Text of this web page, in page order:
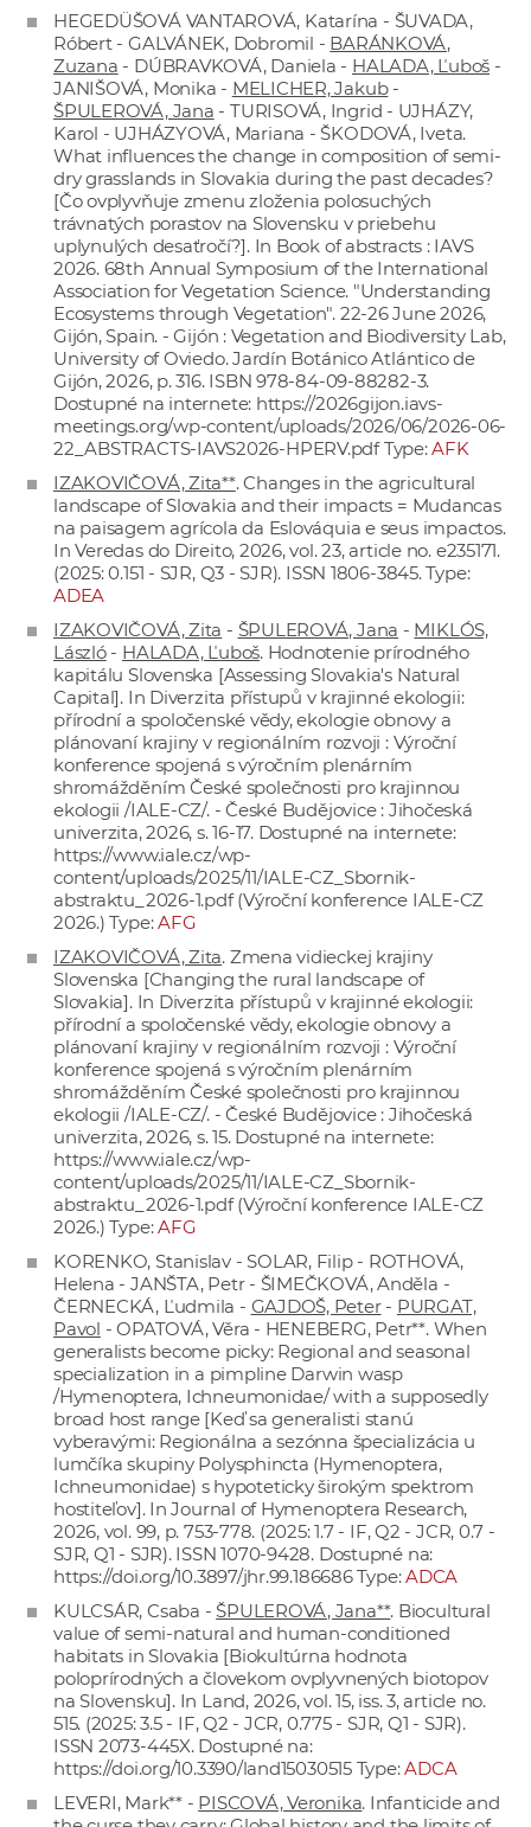
HEGEDÜŠOVÁ VANTAROVÁ, Katarína - ŠUVADA,
Róbert - GALVÁNEK, Dobromil - BARÁNKOVÁ,
Zuzana - DÚBRAVKOVÁ, Daniela - HALADA, Ľuboš -
JANIŠOVÁ, Monika - MELICHER, Jakub-
ŠPULEROVÁ, Jana - TURISOVÁ, Ingrid - UJHÁZY,
Karol - UJHÁZYOVÁ, Mariana - ŠKODOVÁ, Iveta.
What influences the change in composition of semi-
dry grasslands in Slovakia during the past decades?
[Čo ovplyvňuje zmenu zloženia polosuchých
trávnatých porastov na Slovensku v priebehu
uplynulých desaťročí?]. In Book of abstracts : IAVS
2026. 68th Annual Symposium of the International
Association for Vegetation Science. "Understanding
Ecosystems through Vegetation". 22-26 June 2026,
Gijón, Spain. - Gijón : Vegetation and Biodiversity Lab,
University of Oviedo. Jardín Botánico Atlántico de
Gijón, 2026, p. 316. ISBN 978-84-09-88282-3.
Dostupné na internete: https://2026gijon.iavs-
meetings.org/wp-content/uploads/2026/06/2026-06-
22_ABSTRACTS-IAVS2026-HPERV.pdfType:AFK
IZAKOVIČOVÁ, Zita**. Changes in the agricultural
landscape of Slovakia and their impacts = Mudancas
na paisagem agrícola da Eslováquia e seus impactos.
In Veredas do Direito, 2026, vol. 23, article no. e235171.
(2025: 0.151 - SJR, Q3 - SJR). ISSN 1806-3845. Type:
ADEA
IZAKOVIČOVÁ, Zita - ŠPULEROVÁ, Jana - MIKLÓS,
László- HALADA, Ľuboš. Hodnotenie prírodného
kapitálu Slovenska [Assessing Slovakia's Natural
Capital]. In Diverzita přístupů v krajinné ekologii:
přírodní a spoločenské vědy, ekologie obnovy a
plánovaní krajiny v regionálním rozvoji : Výroční
konference spojená s výročním plenárním
shromážděním České společnosti pro krajinnou
ekologii /IALE-CZ/. - České Budějovice : Jihočeská
univerzita, 2026, s. 16-17. Dostupné na internete:
https://www.iale.cz/wp-
content/uploads/2025/11/IALE-CZ_Sbornik-
abstraktu_2026-1.pdf(Výroční konference IALE-CZ
2026.) Type:AFG
IZAKOVIČOVÁ, Zita. Zmena vidieckej krajiny
Slovenska [Changing the rural landscape of
Slovakia]. In Diverzita přístupů v krajinné ekologii:
přírodní a spoločenské vědy, ekologie obnovy a
plánovaní krajiny v regionálním rozvoji : Výroční
konference spojená s výročním plenárním
shromážděním České společnosti pro krajinnou
ekologii /IALE-CZ/. - České Budějovice : Jihočeská
univerzita, 2026, s. 15. Dostupné na internete:
https://www.iale.cz/wp-
content/uploads/2025/11/IALE-CZ_Sbornik-
abstraktu_2026-1.pdf(Výroční konference IALE-CZ
2026.) Type:AFG
KORENKO, Stanislav - SOLAR, Filip - ROTHOVÁ,
Helena - JANŠTA, Petr - ŠIMEČKOVÁ, Anděla -
ČERNECKÁ, Ľudmila - GAJDOŠ, Peter- PURGAT,
Pavol - OPATOVÁ, Věra - HENEBERG, Petr**. When
generalists become picky: Regional and seasonal
specialization in a pimpline Darwin wasp
/Hymenoptera, Ichneumonidae/ with a supposedly
broad host range [Keď sa generalisti stanú
vyberavými: Regionálna a sezónna špecializácia u
lumčíka skupiny Polysphincta (Hymenoptera,
Ichneumonidae) s hypoteticky širokým spektrom
hostiteľov]. In Journal of Hymenoptera Research,
2026, vol. 99, p. 753-778. (2025: 1.7 - IF, Q2 - JCR, 0.7 -
SJR, Q1 - SJR). ISSN 1070-9428. Dostupné na:
https://doi.org/10.3897/jhr.99.186686Type:ADCA
KULCSÁR, Csaba - ŠPULEROVÁ, Jana**. Biocultural
value of semi-natural and human-conditioned
habitats in Slovakia [Biokultúrna hodnota
poloprírodných a človekom ovplyvnených biotopov
na Slovensku]. In Land, 2026, vol. 15, iss. 3, article no.
515. (2025: 3.5 - IF, Q2 - JCR, 0.775 - SJR, Q1 - SJR).
ISSN 2073-445X. Dostupné na:
https://doi.org/10.3390/land15030515Type:ADCA
LEVERI, Mark** - PISCOVÁ, Veronika. Infanticide and